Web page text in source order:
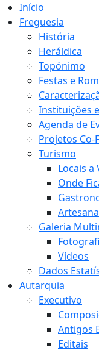
Início
Freguesia
História
Heráldica
Topónimo
Festas e
Instituições
Agenda de
Projetos Co-
Turismo
Locais a
Onde
Galeria
Vídeos
Dados
Autarquia
Executivo
Antigos
Editais